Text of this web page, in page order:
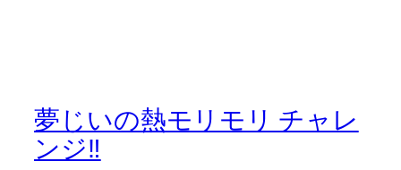
夢じいの熱モリモリ チャレ
ンジ‼